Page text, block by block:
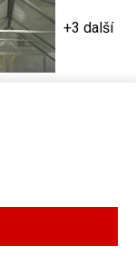
+3 další